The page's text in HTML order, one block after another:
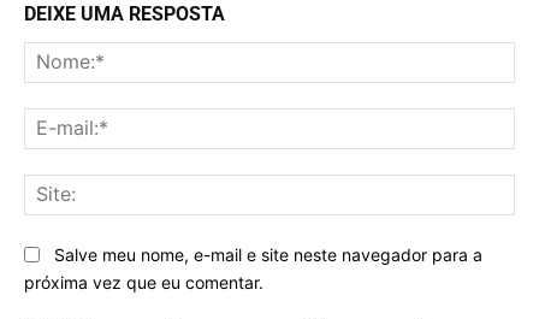
DEIXE UMA RESPOSTA
Salve meu nome, e-mail e site neste navegador para a
próxima vez que eu comentar.